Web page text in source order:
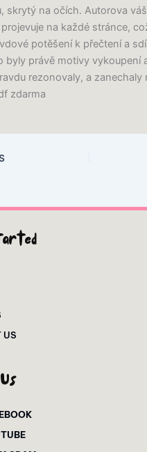
skrytý na očích. Autorova
na každé stránce,
potěšení k přečtení a
byly právě motivy vykoupení
rezonovaly, a zanechaly
zdarma
US